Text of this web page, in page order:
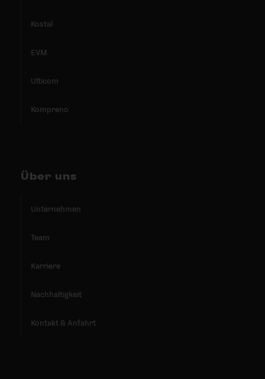
Kostal
EVM
Ulticom
Kompreno
Über uns
Unternehmen
Team
Karriere
Nachhaltigkeit
Kontakt & Anfahrt